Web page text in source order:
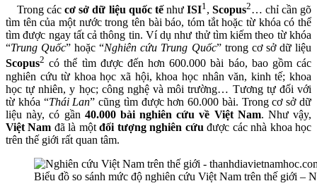
Trong cáccơ sở dữ liệu quốc tếnhư ISI1, Scopus2… chỉ cần gõ
tìm tên của một nước trong tên bài báo, tóm tắt hoặc từ khóa có thể
tìm được ngay tất cả thông tin. Ví dụ như thử tìm kiếm theo từ khóa
“Trung Quốc” hoặc “Nghiên cứu Trung Quốc” trong cơ sở dữ liệu
Scopus2 có thể tìm được đến hơn 600.000 bài báo, bao gồm các
nghiên cứu từ khoa học xã hội, khoa học nhân văn, kinh tế; khoa
học tự nhiên, y học; công nghệ và môi trường… Tương tự đối với
từ khóa “Thái Lan” cũng tìm được hơn 60.000 bài. Trong cơ sở dữ
liệu này, có gần 40.000 bài nghiên cứu về Việt Nam. Như vậy,
Việt Nam đã là mộtđối tượng nghiên cứu được các nhà khoa học
trên thế giới rất quan tâm.
Biểu đồ so sánh mức độ nghiên cứu Việt Nam trên thế giới –